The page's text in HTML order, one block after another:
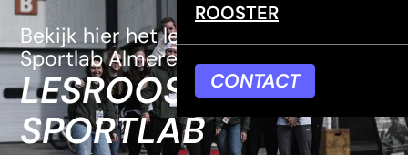
ROOSTER
CONTACT
Bekijk hier het lesrooster van
Sportlab Almere.
LESROOSTER
SPORTLAB